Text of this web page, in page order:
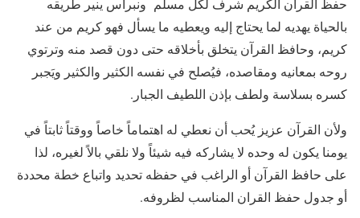
حفظ القرآن الكريم شرف لكل مسلم ونبراس ينير طريقه
بالحياة يهديه لما يحتاج إليه ويعطيه ما يسأل فهو كريم من عند
كريم، وحافظ القرآن يتخلق بأخلاقه حتى دون قصد منه وترتوي
روحه بمعانيه ومقاصده، فيُصلح في نفسه الكثير والكثير ويَجبر
كسره بسلاسة ولطف بإذن اللطيف الجبار.
ولأن القرآن عزيز يُحب أن نعطي له اهتماماً خاصاً ووقتاً ثابتاً في
يومنا يكون له وحده لا يشاركه فيه شيئاً ولا نلقي بالاً لغيره، لذا
على حافظ القرآن أو الراغب في حفظه تحديد واتباع خطة محددة
أو جدول حفظ القران المناسب لظروفه.